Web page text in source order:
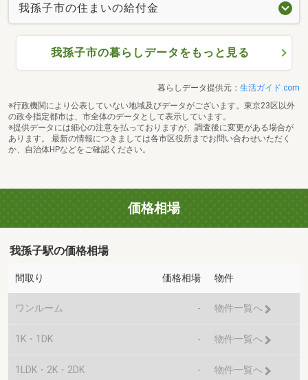
我孫子市の住まいの給付金
我孫子市の暮らしデータをもっと見る
暮らしデータ提供元： 生活ガイド.com
※行政機関により公表していない地域及びデータがございます。東京23区以外
の政令指定都市は、市全体のデータとして表示しています。
※提供データには細心の注意を払っておりますが、調査後に変更がある場合が
あります。 最新の情報につきましては各市区役所までお問い合わせいただく
か、自治体HPなどをご確認ください。
価格相場
我孫子駅の価格相場
間取り 価格相場 物件
ワンルーム - 物件一覧へ
1K・1DK - 物件一覧へ
1LDK・2K・2DK - 物件一覧へ